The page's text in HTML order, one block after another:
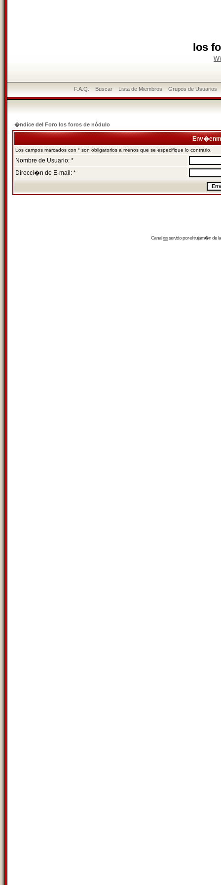
los
F.A.Q. Buscar Lista de Miembros Grupos de Usuarios
�ndice del Foro los foros de nódulo
Los campos marcados con * son obligatorios a menos que se especifique lo contrario.
Nombre de Usuario: *
Direcci�n de E-mail: *
Canalrssservido por eltrujam�nde